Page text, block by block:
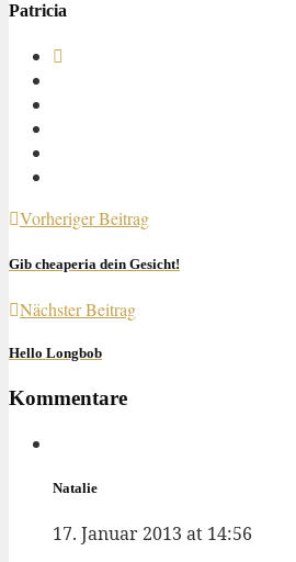
Patricia
Vorheriger Beitrag
Gib cheaperia dein Gesicht!
Nächster Beitrag
Hello Longbob
Kommentare
Natalie
17. Januar 2013 at 14:56